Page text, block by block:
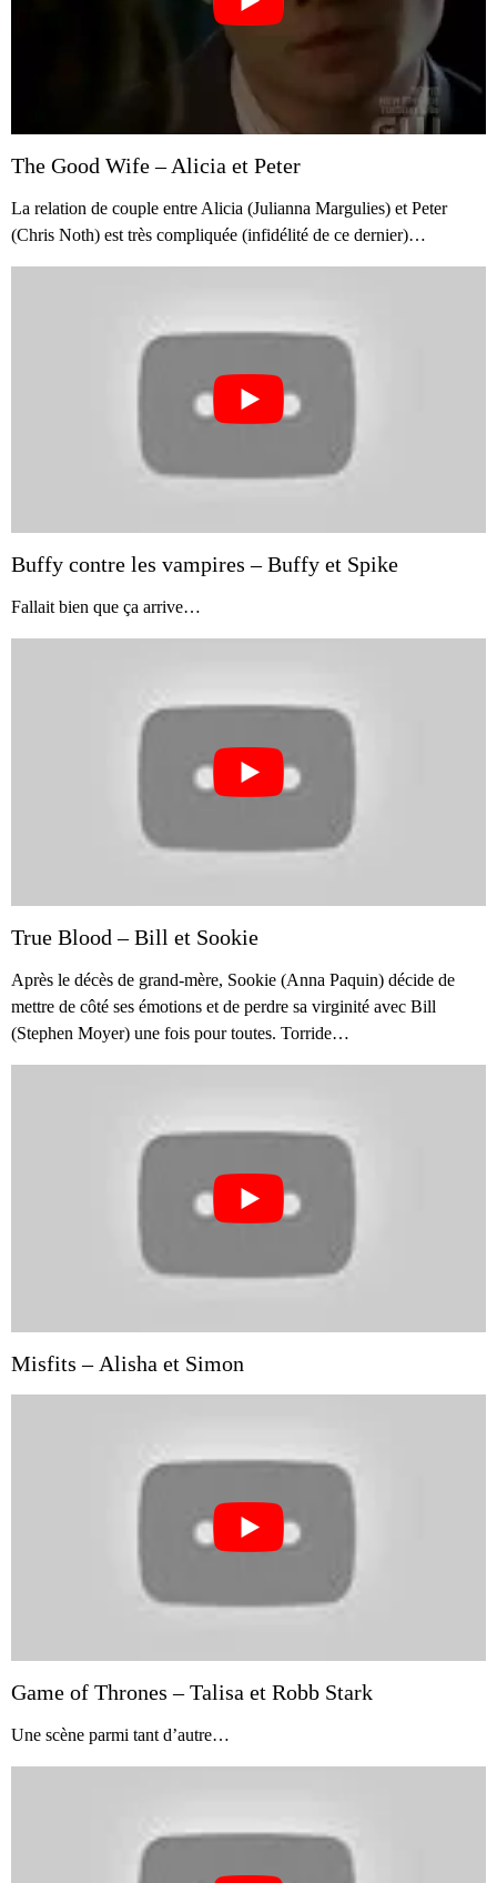
The Good Wife – Alicia et Peter
La relation de couple entre Alicia (Julianna Margulies) et Peter
(Chris Noth) est très compliquée (infidélité de ce dernier)…
Buffy contre les vampires – Buffy et Spike
Fallait bien que ça arrive…
True Blood – Bill et Sookie
Après le décès de grand-mère, Sookie (Anna Paquin) décide de
mettre de côté ses émotions et de perdre sa virginité avec Bill
(Stephen Moyer) une fois pour toutes. Torride…
Misfits – Alisha et Simon
Game of Thrones – Talisa et Robb Stark
Une scène parmi tant d’autre…